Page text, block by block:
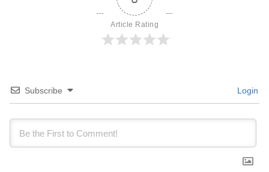
Article Rating
Subscribe Login